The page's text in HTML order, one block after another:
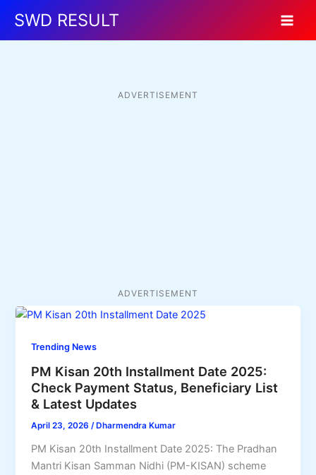
content
SWD RESULT
ADVERTISEMENT
ADVERTISEMENT
Trending News
PM Kisan 20th Installment Date 2025:
Check Payment Status, Beneficiary List
& Latest Updates
April 23, 2026/ Dharmendra Kumar
PM Kisan 20th Installment Date 2025: The Pradhan
Mantri Kisan Samman Nidhi (PM-KISAN) scheme